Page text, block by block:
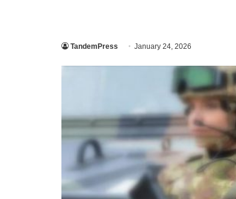
TandemPress January 24, 2026